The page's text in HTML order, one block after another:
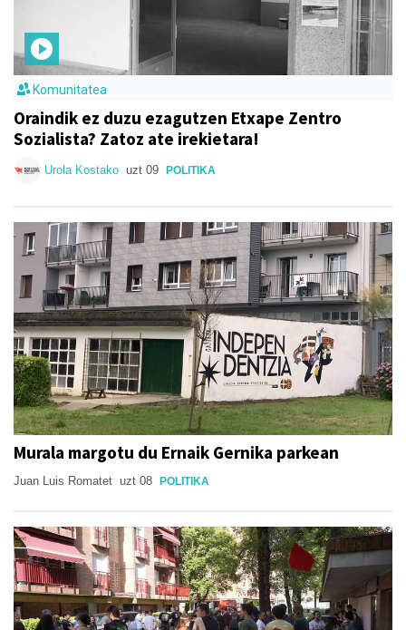
Komunitatea
Oraindik ez duzu ezagutzen Etxape Zentro
Sozialista? Zatoz ate irekietara!
Urola Kostako uzt 09 POLITIKA
Murala margotu du Ernaik Gernika parkean
Juan Luis Romatet uzt 08 POLITIKA